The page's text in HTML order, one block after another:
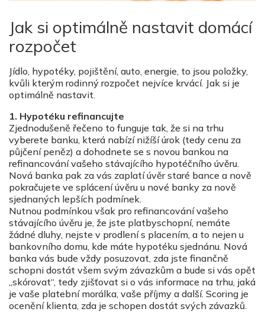
Jak si optimálně nastavit domácí
rozpočet
Jídlo, hypotéky, pojištění, auto, energie, to jsou položky,
kvůli kterým rodinný rozpočet nejvíce krvácí. Jak si je
optimálně nastavit.
1. Hypotéku refinancujte
Zjednodušeně řečeno to funguje tak, že si na trhu
vyberete banku, která nabízí nižíší úrok (tedy cenu za
půjčení peněz) a dohodnete se s novou bankou na
refinancování vašeho stávajícího hypotéčního úvěru.
Nová banka pak za vás zaplatí úvěr staré bance a nově
pokračujete ve splácení úvěru u nové banky za nově
sjednaných lepších podmínek.
Nutnou podmínkou však pro refinancování vašeho
stávajícího úvěru je, že jste platbyschopní, nemáte
žádné dluhy, nejste v prodlení s placením, a to nejen u
bankovního domu, kde máte hypotéku sjednánu. Nová
banka vás bude vždy posuzovat, zda jste finančně
schopni dostát všem svým závazkům a bude si vás opět
„skórovat“, tedy zjišťovat si o vás informace na trhu, jaká
je vaše platební morálka, vaše příjmy a další. Scoring je
ocenění klienta, zda je schopen dostát svých závazků.